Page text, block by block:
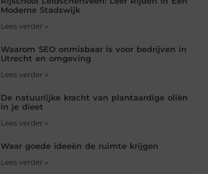
Moderne Stadswijk
Lees verder »
Waarom SEO onmisbaar is voor bedrijven in
Utrecht en omgeving
Lees verder »
De natuurlijke kracht van plantaardige oliën
in je dieet
Lees verder »
Waar goede ideeën de ruimte krijgen
Lees verder »